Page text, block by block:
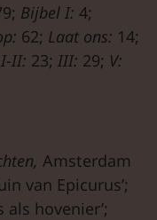
Bijbel I: 4;
62; Laat ons: 14;
II: 23; III: 29; V:
Amsterdam
van Epicurus’;
als hovenier’;